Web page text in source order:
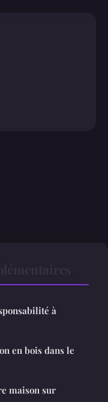
à
en bois dans le
maison sur